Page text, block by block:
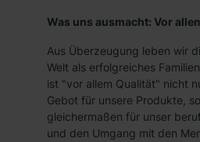
Was uns ausmacht: Vor
Aus Überzeugung leben wir
Welt als erfolgreiches
ist "vor allem Qualität" nicht
Gebot für unsere Produkte,
gleichermaßen für unser
und den Umgang mit den